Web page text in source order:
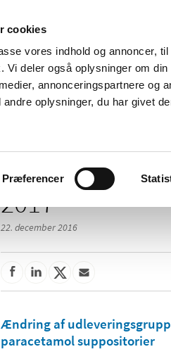
cookies
vores indhold og annoncer,
Vi deler også oplysninger om
annonceringspartnere og
oplysninger, du har givet
Præferencer
Tilskud og
2017
22. december 2016
Ændring af
paracetamol suppositorier